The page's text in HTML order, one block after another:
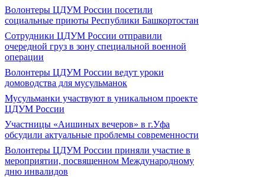
Волонтеры ЦДУМ России посетили
социальные приюты Республики Башкортостан
Сотрудники ЦДУМ России отправили
очередной груз в зону специальной военной
операции
Волонтеры ЦДУМ России ведут уроки
домоводства для мусульманок
Мусульманки участвуют в уникальном проекте
ЦДУМ России
Участницы «Аишиных вечеров» в г.Уфа
обсудили актуальные проблемы современности
Волонтеры ЦДУМ России приняли участие в
мероприятии, посвященном Международному
дню инвалидов